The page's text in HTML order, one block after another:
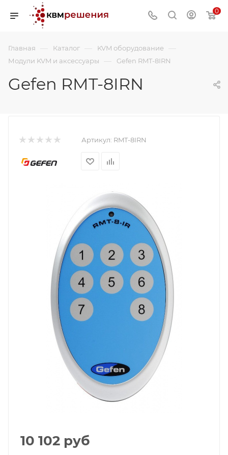
0
Главная — Каталог — KVM оборудование —
Модули KVM и аксессуары — Gefen RMT-8IRN
Gefen RMT-8IRN
Артикул: RMT-8IRN
10 102 руб